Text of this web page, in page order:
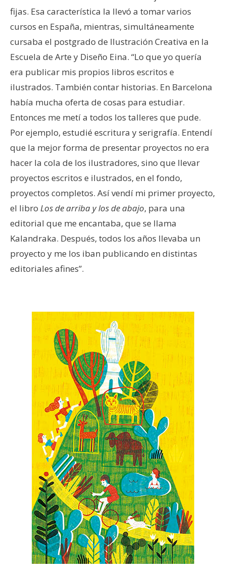
fijas. Esa característica la llevó a tomar varios
cursos en España, mientras, simultáneamente
cursaba el postgrado de Ilustración Creativa en la
Escuela de Arte y Diseño Eina. “Lo que yo quería
era publicar mis propios libros escritos e
ilustrados. También contar historias. En Barcelona
había mucha oferta de cosas para estudiar.
Entonces me metí a todos los talleres que pude.
Por ejemplo, estudié escritura y serigrafía. Entendí
que la mejor forma de presentar proyectos no era
hacer la cola de los ilustradores, sino que llevar
proyectos escritos e ilustrados, en el fondo,
proyectos completos. Así vendí mi primer proyecto,
el libro Los de arriba y los de abajo, para una
editorial que me encantaba, que se llama
Kalandraka. Después, todos los años llevaba un
proyecto y me los iban publicando en distintas
editoriales afines”.